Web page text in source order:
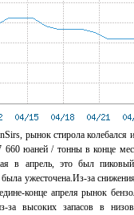
рынок стирола колебался
юаней / тонны в конце
в апрель, это был пиковый
ужесточена.Из-за
конце апреля рынок
за высоких запасов в